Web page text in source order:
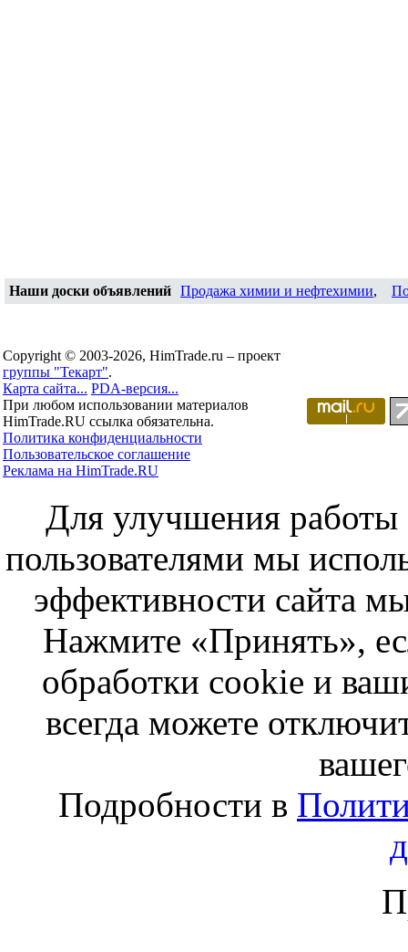
Наши доски объявлений Продажа химии и нефтехимии,
Copyright © 2003-2026, HimTrade.ru – проект
группы "Текарт".
Карта сайта... PDA-версия...
При любом использовании материалов
HimTrade.RU ссылка обязательна.
Политика конфиденциальности
Пользовательское соглашение
Реклама на HimTrade.RU
Для улучшения работы
пользователями мы
эффективности сайта
Нажмите «Принять»,
обработки cookie и
всегда можете
Подробности в